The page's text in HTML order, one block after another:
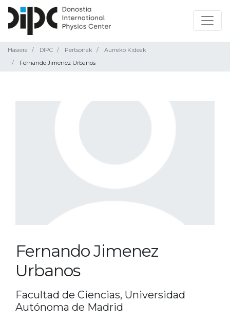
Hasiera DIPC Pertsonak
Aurreko Kideak
Fernando Jimenez Urbanos
Fernando Jimenez
Urbanos
Facultad de Ciencias, Universidad
Autónoma de Madrid